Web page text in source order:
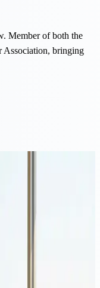
Member of both the
Association, bringing
depinde de mult